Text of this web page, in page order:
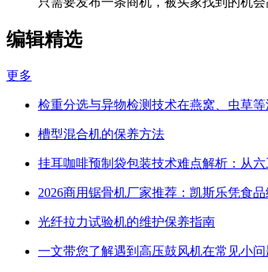
编辑精选
更多
检重分选与异物检测技术在燕窝、虫草
槽型混合机的保养方法
挂耳咖啡预制袋包装技术难点解析：从六
2026商用锯骨机厂家推荐：凯斯乐凭食品
光纤拉力试验机的维护保养指南
一文带您了解遇到高压鼓风机在常见小